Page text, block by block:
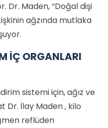
Dr. Maden, “Doğal dişi
ağzında mutlaka
İÇ ORGANLARI
sistemi için, ağız ve
Dr. İlay Maden , kilo
reflüden